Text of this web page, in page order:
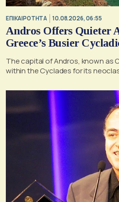
ΕΠΙΚΑΙΡΟΤΗΤΑ 10.08.2026, 06:55
Andros Offers Quieter
Greece’s Busier
The capital of Andros, known as
within the Cyclades for its